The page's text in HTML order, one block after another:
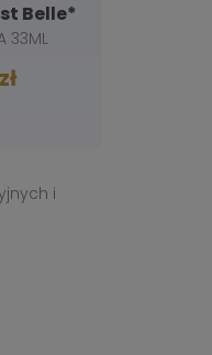
Belle*
33ML
i